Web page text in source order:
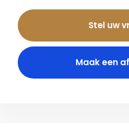
Stel uw
Maak een